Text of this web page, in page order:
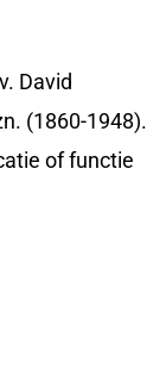
David
(1860-1948).
of functie